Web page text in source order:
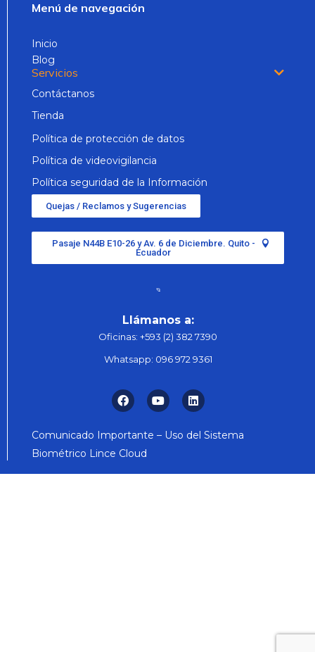
Menú de navegación
Inicio
Blog
Servicios
Contáctanos
Tienda
Política de protección de datos
Política de videovigilancia
Política seguridad de la Información
Quejas / Reclamos y Sugerencias
Pasaje N44B E10-26 y Av. 6 de Diciembre. Quito -
Ecuador
Llámanos a:
Oficinas: +593 (2) 382 7390
Whatsapp: 096 972 9361
Comunicado Importante – Uso del Sistema
Biométrico Lince Cloud